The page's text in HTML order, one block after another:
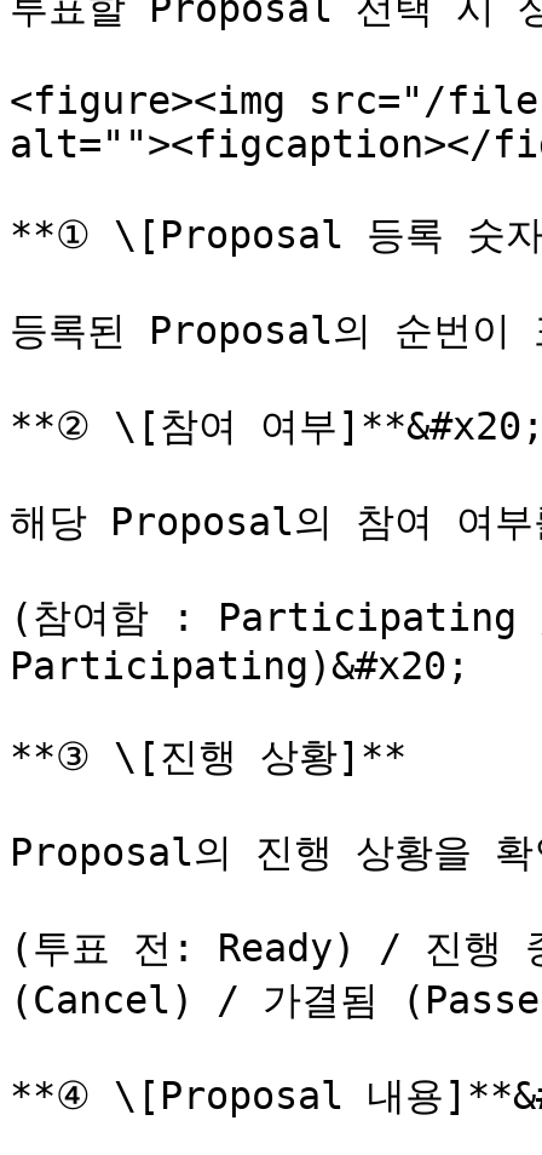
<figure><img src="/files/
alt=""><figcaption></
**① \[Proposal 등록 숫
등록된 Proposal의 순번이
**② \[참여 여부
해당 Proposal의 참여 여
(참여함 : Participating
Participating)&#x20;
**③ \[진행 상황]**
Proposal의 진행 상황을
(투표 전: Ready) / 진행
(Cancel) / 가결됨
**④ \[Proposal 내용